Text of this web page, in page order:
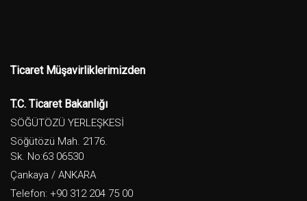
Ticaret Müşavirliklerimizden
T.C. Ticaret Bakanlığı
SÖĞÜTÖZÜ YERLEŞKESİ
Söğütözü Mah. 2176.
Sk. No:63 06530
Çankaya / ANKARA
Telefon: +90 312 204 75 00